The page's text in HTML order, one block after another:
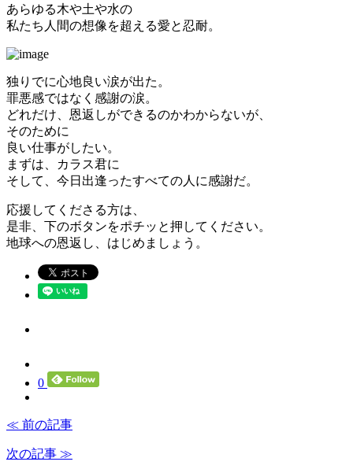
あらゆる木や土や水の
私たち人間の想像を超える愛と忍耐。
独りでに心地良い涙が出た。
罪悪感ではなく感謝の涙。
どれだけ、恩返しができるのかわからないが、
そのために
良い仕事がしたい。
まずは、カラス君に
そして、今日出逢ったすべての人に感謝だ。
応援してくださる方は、
是非、下のボタンをポチッと押してください。
地球への恩返し、はじめましょう。
0
≪ 前の記事
次の記事 ≫